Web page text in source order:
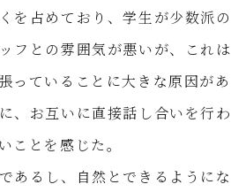
を占めており、学生が少数派の
フとの雰囲気が悪いが、これは
っていることに大きな原因があ
、お互いに直接話し合いを行わ
ことを感じた。
あるし、自然とできるようにな